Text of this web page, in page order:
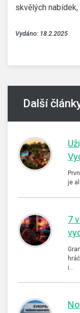
skvělých
Vydáno: 18.2.2025
Další
je
7
i…